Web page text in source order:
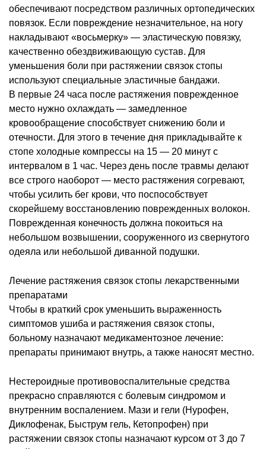
обеспечивают посредством различных ортопедических
повязок. Если повреждение незначительное, на ногу
накладывают «восьмерку» — эластическую повязку,
качественно обездвиживающую сустав. Для
уменьшения боли при растяжении связок стопы
используют специальные эластичные бандажи.
В первые 24 часа после растяжения поврежденное
место нужно охлаждать — замедленное
кровообращение способствует снижению боли и
отечности. Для этого в течение дня прикладывайте к
стопе холодные компрессы на 15 — 20 минут с
интервалом в 1 час. Через день после травмы делают
все строго наоборот — место растяжения согревают,
чтобы усилить бег крови, что поспособствует
скорейшему восстановлению поврежденных волокон.
Поврежденная конечность должна покоиться на
небольшом возвышении, сооруженного из свернутого
одеяла или небольшой диванной подушки.
Лечение растяжения связок стопы лекарственными
препаратами
Чтобы в краткий срок уменьшить выраженность
симптомов ушиба и растяжения связок стопы,
больному назначают медикаментозное лечение:
препараты принимают внутрь, а также наносят местно.
Нестероидные противовоспалительные средства
прекрасно справляются с болевым синдромом и
внутренним воспалением. Мази и гели (Нурофен,
Диклофенак, Быструм гель, Кетопрофен) при
растяжении связок стопы назначают курсом от 3 до 7